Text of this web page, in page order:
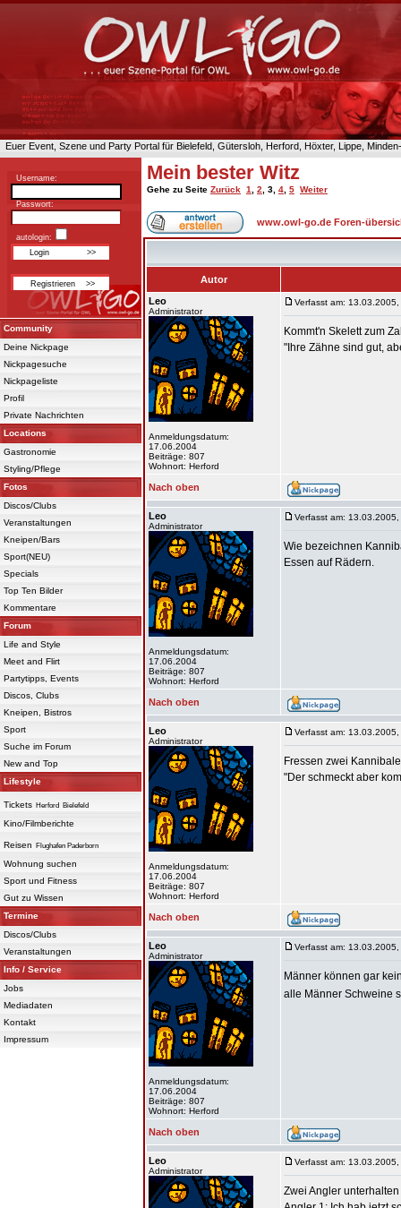
Euer Event, Szene und Party Portal für Bielefeld, Gütersloh, Herford, Höxter, Lippe,
Username:
Passwort:
autologin:
Community
Deine Nickpage
Nickpagesuche
Nickpageliste
Profil
Private Nachrichten
Locations
Gastronomie
Styling/Pflege
Fotos
Discos/Clubs
Veranstaltungen
Kneipen/Bars
Sport(NEU)
Specials
Top Ten Bilder
Kommentare
Forum
Life and Style
Meet and Flirt
Partytipps, Events
Discos, Clubs
Kneipen, Bistros
Sport
Suche im Forum
New and Top
Lifestyle
Tickets Herford Bielefeld
Kino/Filmberichte
Reisen Flughafen Paderborn
Wohnung suchen
Sport und Fitness
Gut zu Wissen
Termine
Discos/Clubs
Veranstaltungen
Info / Service
Jobs
Mediadaten
Kontakt
Impressum
Mein bester Witz
Gehe zu Seite Zurück 1 2 3 4 5 Weiter
www.owl-go.de Foren-
Autor
Leo
Administrator
Anmeldungsdatum:
17.06.2004
Beiträge: 807
Wohnort: Herford
Verfasst am:
Kommt'n Skelett zum
"Ihre Zähne sind gut,
Nach oben
Leo
Administrator
Anmeldungsdatum:
17.06.2004
Beiträge: 807
Wohnort: Herford
Verfasst am:
Wie bezeichnen
Essen auf Rädern.
Nach oben
Leo
Administrator
Anmeldungsdatum:
17.06.2004
Beiträge: 807
Wohnort: Herford
Verfasst am:
Fressen zwei
"Der schmeckt aber
Nach oben
Leo
Administrator
Anmeldungsdatum:
17.06.2004
Beiträge: 807
Wohnort: Herford
Verfasst am:
Männer können gar
alle Männer Schweine
Nach oben
Leo
Administrator
Verfasst am:
Zwei Angler